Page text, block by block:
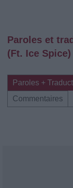
Paroles et
(Ft. Ice
Paroles +
Commentaires